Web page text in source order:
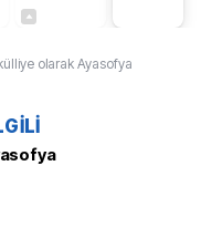
olarak Ayasofya